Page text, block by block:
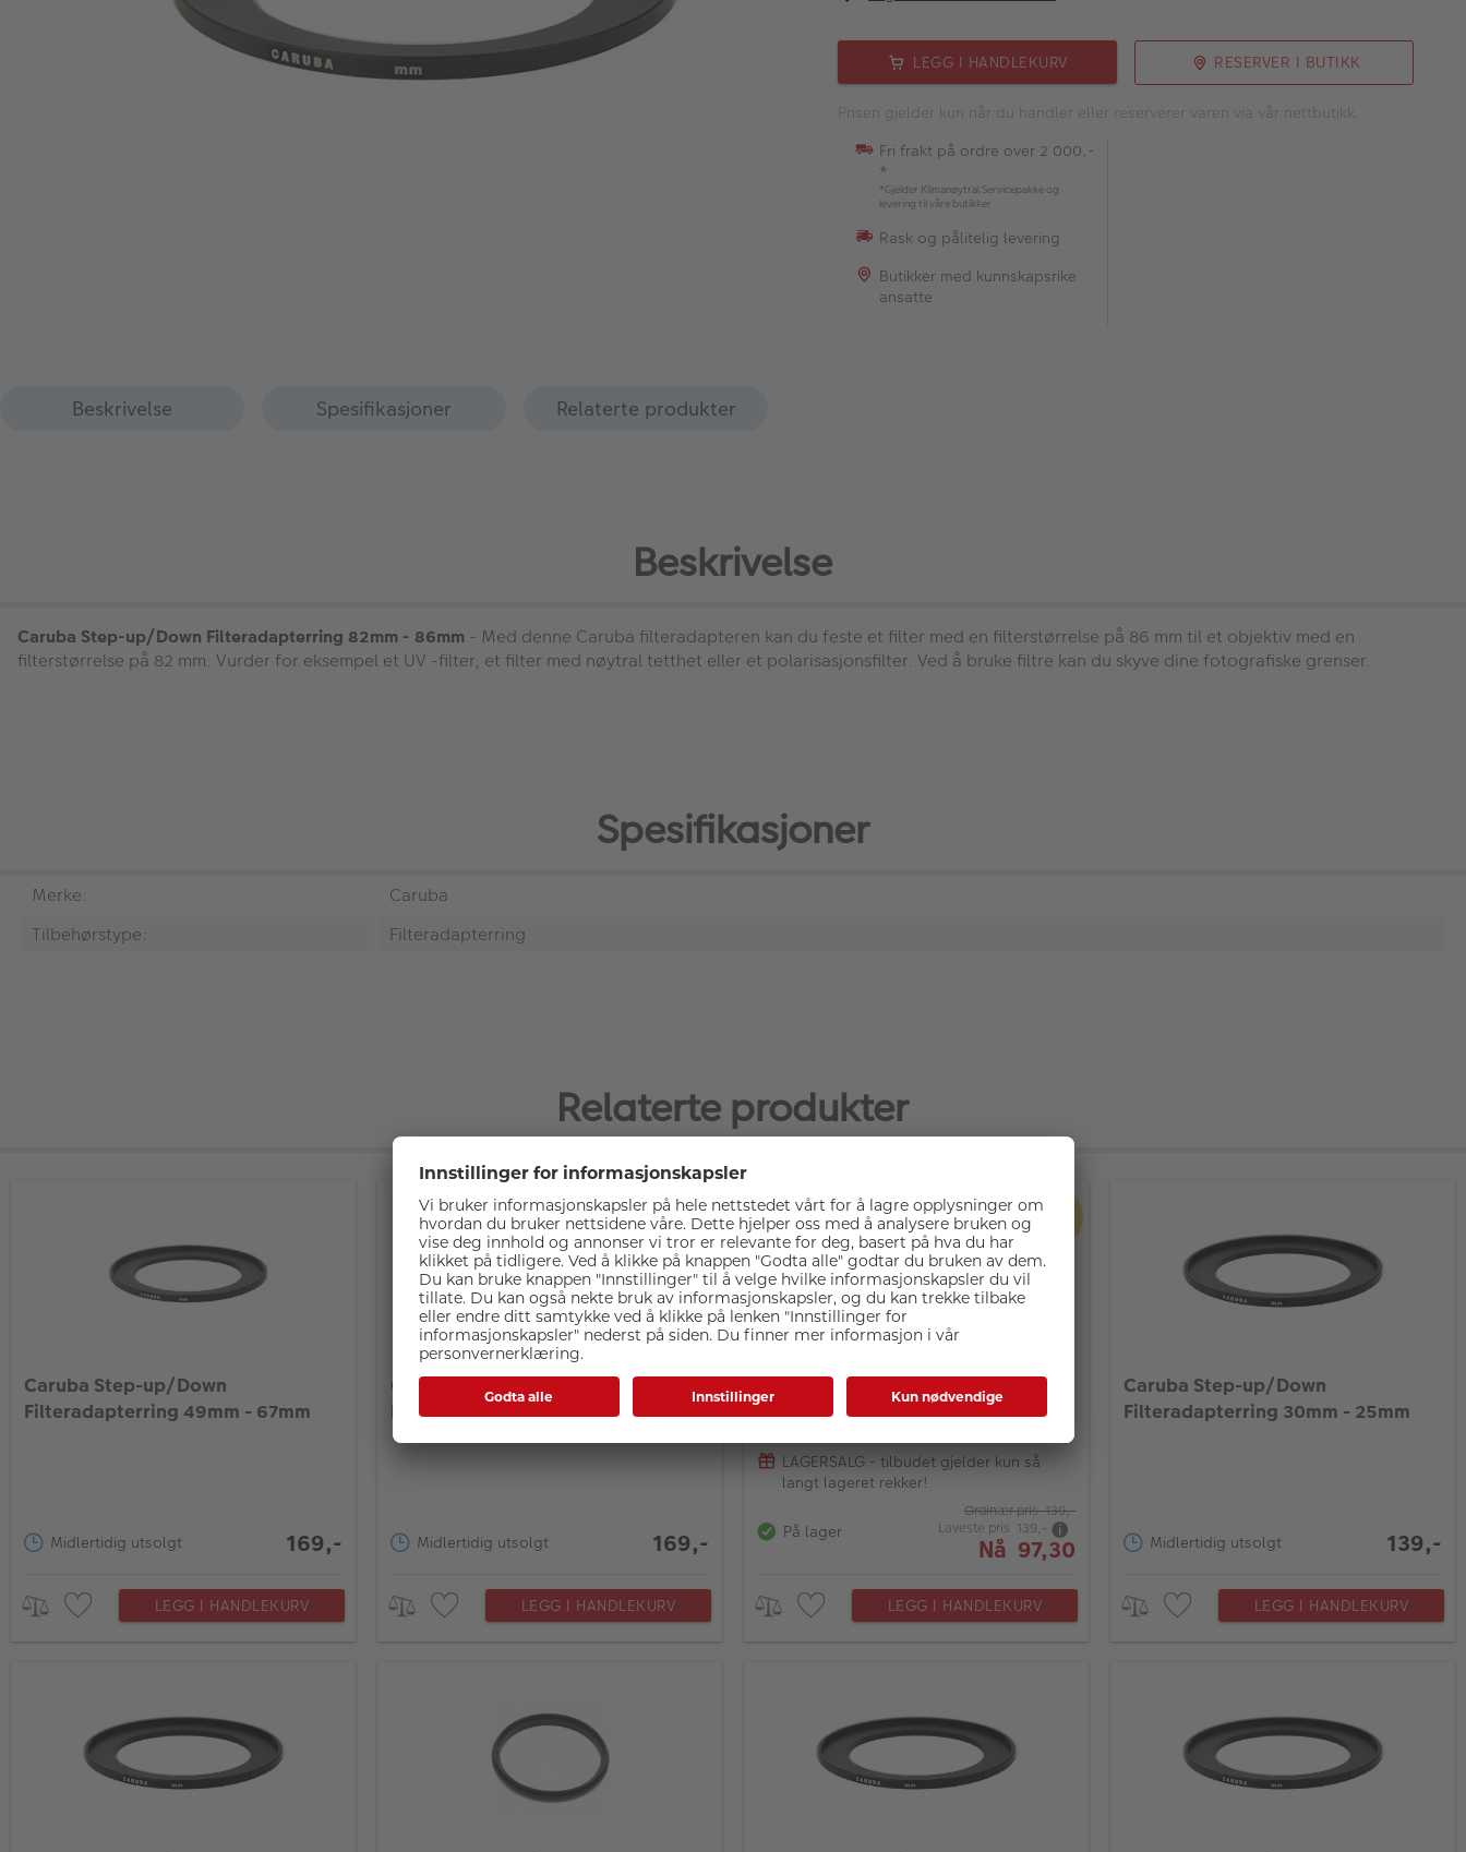
LEGG I HANDLEKURV RESERVER I BUTIKK
Prisen gjelder kun når du handler eller reserverer varen via vår nettbutikk.
Fri frakt på ordre over 2 000,-
*
*Gjelder Klimanøytral Servicepakke og
levering til våre butikker
Rask og pålitelig levering
Butikker med kunnskapsrike
ansatte
Beskrivelse Spesifikasjoner Relaterte produkter
Beskrivelse
Caruba Step-up/Down Filteradapterring 82mm - 86mm - Med denne Caruba filteradapteren kan du feste et filter med en filterstørrelse på 86 mm til et objektiv med en
filterstørrelse på 82 mm. Vurder for eksempel et UV -filter, et filter med nøytral tetthet eller et polarisasjonsfilter. Ved å bruke filtre kan du skyve dine fotografiske grenser.
Spesifikasjoner
Merke:
Caruba
Tilbehørstype:
Filteradapterring
Relaterte produkter
Caruba Step-up/Down
Filteradapterring 49mm - 67mm
Midlertidig utsolgt 169,-
LEGG I HANDLEKURV
Caruba Step-up/Down
Filteradapterring 62mm - 82mm
Midlertidig utsolgt 169,-
LEGG I HANDLEKURV
KAMPANJE
-30%
Caruba Step-up/down Adapterring
55mm - 58mm
LAGERSALG - tilbudet gjelder kun så
langt lageret rekker!
På lager
Ordinær pris 139,-
Laveste pris 139,-
Nå 97,30
LEGG I HANDLEKURV
Caruba Step-up/Down
Filteradapterring 30mm - 25mm
Midlertidig utsolgt 139,-
LEGG I HANDLEKURV